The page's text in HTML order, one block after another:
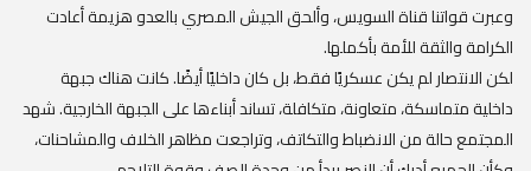
وعبرت قواتنا قناة السويس، وألحق الجيش المصري بالعدو هزيمة أعادت
الكرامة والثقة للأمة بأكملها.
لكن الانتصار لم يكن عسكريًا فقط، بل كان داخليًا أيضًا. كانت هناك جبهة
داخلية متماسكة، متعاونة، متكافلة، تساند أبناءها على الجبهة الخارجية. شهد
المجتمع حالة من الانضباط والتكاتف، وتراجعت مظاهر الخلاف والمشاحنات،